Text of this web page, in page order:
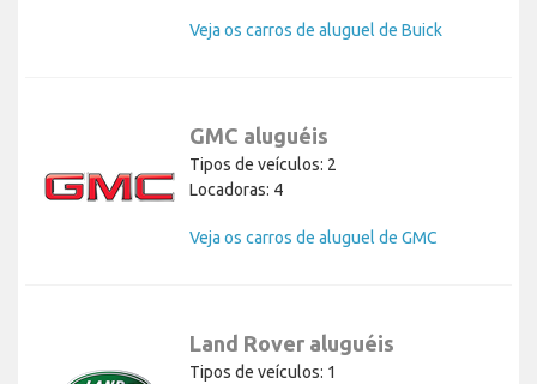
Veja os carros de aluguel de Buick
GMC aluguéis
Tipos de veículos: 2
Locadoras: 4
Veja os carros de aluguel de GMC
Land Rover aluguéis
Tipos de veículos: 1